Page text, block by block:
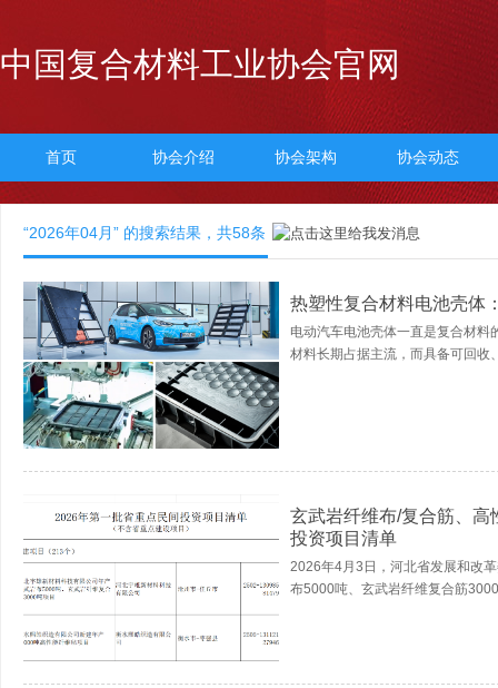
中国复合材料工业协会官网
首页 协会介绍 协会架构 协会动态
“2026年04月” 的搜索结果，共58条
热塑性复合材料电池壳体
电动汽车电池壳体一直是复合材料
材料长期占据主流，而具备可回收
玄武岩纤维布/复合筋、
投资项目清单
2026年4月3日，河北省发展和改
布5000吨、玄武岩纤维复合筋